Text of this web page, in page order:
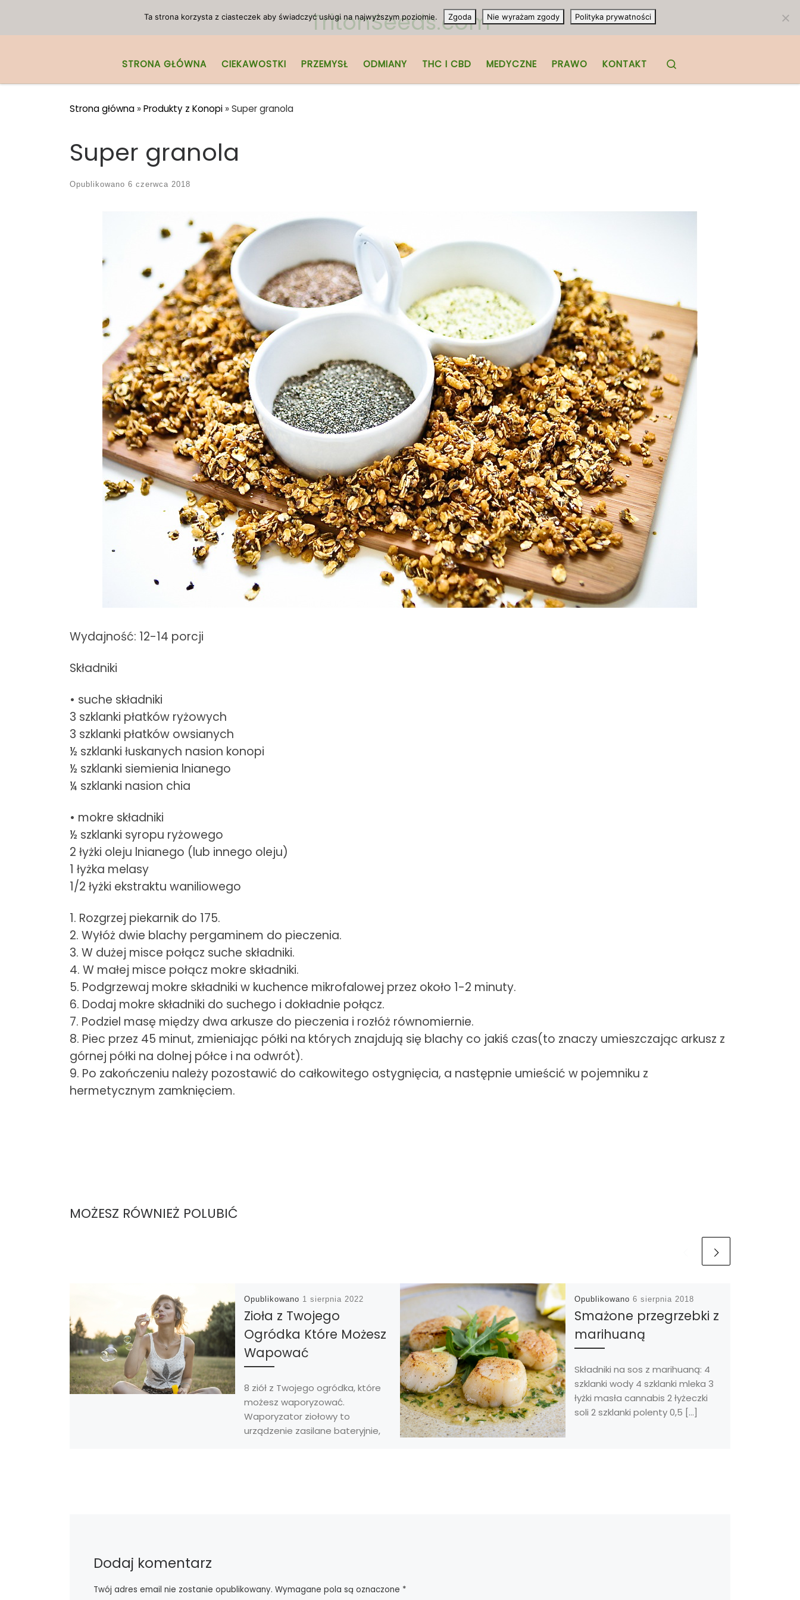
TritonSeeds.com
STRONA GŁÓWNA CIEKAWOSTKI PRZEMYSŁ ODMIANY THC I CBD MEDYCZNE PRAWO KONTAKT
Strona główna » Produkty z Konopi » Super granola
Super granola
Opublikowano 6 czerwca 2018
Wydajność: 12-14 porcji
Składniki
• suche składniki
3 szklanki płatków ryżowych
3 szklanki płatków owsianych
½ szklanki łuskanych nasion konopi
½ szklanki siemienia lnianego
¼ szklanki nasion chia
• mokre składniki
½ szklanki syropu ryżowego
2 łyżki oleju lnianego (lub innego oleju)
1 łyżka melasy
1/2 łyżki ekstraktu waniliowego
1. Rozgrzej piekarnik do 175.
2. Wyłóż dwie blachy pergaminem do pieczenia.
3. W dużej misce połącz suche składniki.
4. W małej misce połącz mokre składniki.
5. Podgrzewaj mokre składniki w kuchence mikrofalowej przez około 1-2 minuty.
6. Dodaj mokre składniki do suchego i dokładnie połącz.
7. Podziel masę między dwa arkusze do pieczenia i rozłóż równomiernie.
8. Piec przez 45 minut, zmieniając półki na których znajdują się blachy co jakiś czas(to znaczy umieszczając arkusz z
górnej półki na dolnej półce i na odwrót).
9. Po zakończeniu należy pozostawić do całkowitego ostygnięcia, a następnie umieścić w pojemniku z
hermetycznym zamknięciem.
MOŻESZ RÓWNIEŻ POLUBIĆ
Opublikowano 1 sierpnia 2022
Zioła z Twojego
Ogródka Które Możesz
Wapować
8 ziół z Twojego ogródka, które
możesz waporyzować.
Waporyzator ziołowy to
urządzenie zasilane bateryjnie,
Opublikowano 6 sierpnia 2018
Smażone przegrzebki z
marihuaną
Składniki na sos z marihuaną: 4
szklanki wody 4 szklanki mleka 3
łyżki masła cannabis 2 łyżeczki
soli 2 szklanki polenty 0,5 […]
Dodaj komentarz
Twój adres email nie zostanie opublikowany. Wymagane pola są oznaczone *
Ta strona korzysta z ciasteczek aby świadczyć usługi na najwyższym poziomie. Zgoda Nie wyrażam zgody Polityka prywatności